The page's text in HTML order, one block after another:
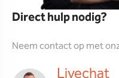
Direct hulp nodig?
Neem contact op met